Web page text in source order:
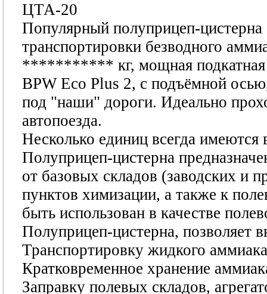
ЦТА-20
Популярный полуприцеп-цистерна
транспортировки безводного
*********** кг, мощная
BPW Eco Plus 2, с подъёмной
под "наши" дороги. Идеально
автопоезда.
Несколько единиц всегда имеются
Полуприцеп-цистерна
от базовых складов (заводских и
пунктов химизации, а также к
быть использован в качестве
Полуприцеп-цистерна, позволяет
Транспортировку жидкого
Кратковременное хранение
Заправку полевых складов,